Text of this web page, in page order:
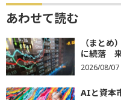
あわせて読む
（まと
に続落
2026/08/07
AIと資本